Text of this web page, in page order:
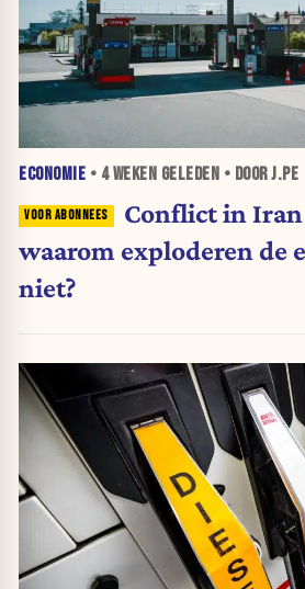
ECONOMIE • 4 WEKEN GELEDEN • DOOR J.PE
Conflict in
waarom exploderen de
niet?